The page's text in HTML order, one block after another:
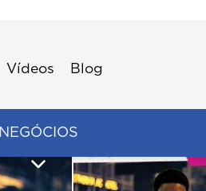
Vídeos Blog
NEGÓCIOS